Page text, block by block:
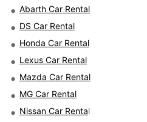
Abarth Car Rental
DS Car Rental
Honda Car Rental
Lexus Car Rental
Mazda Car Rental
MG Car Rental
Nissan Car Rental